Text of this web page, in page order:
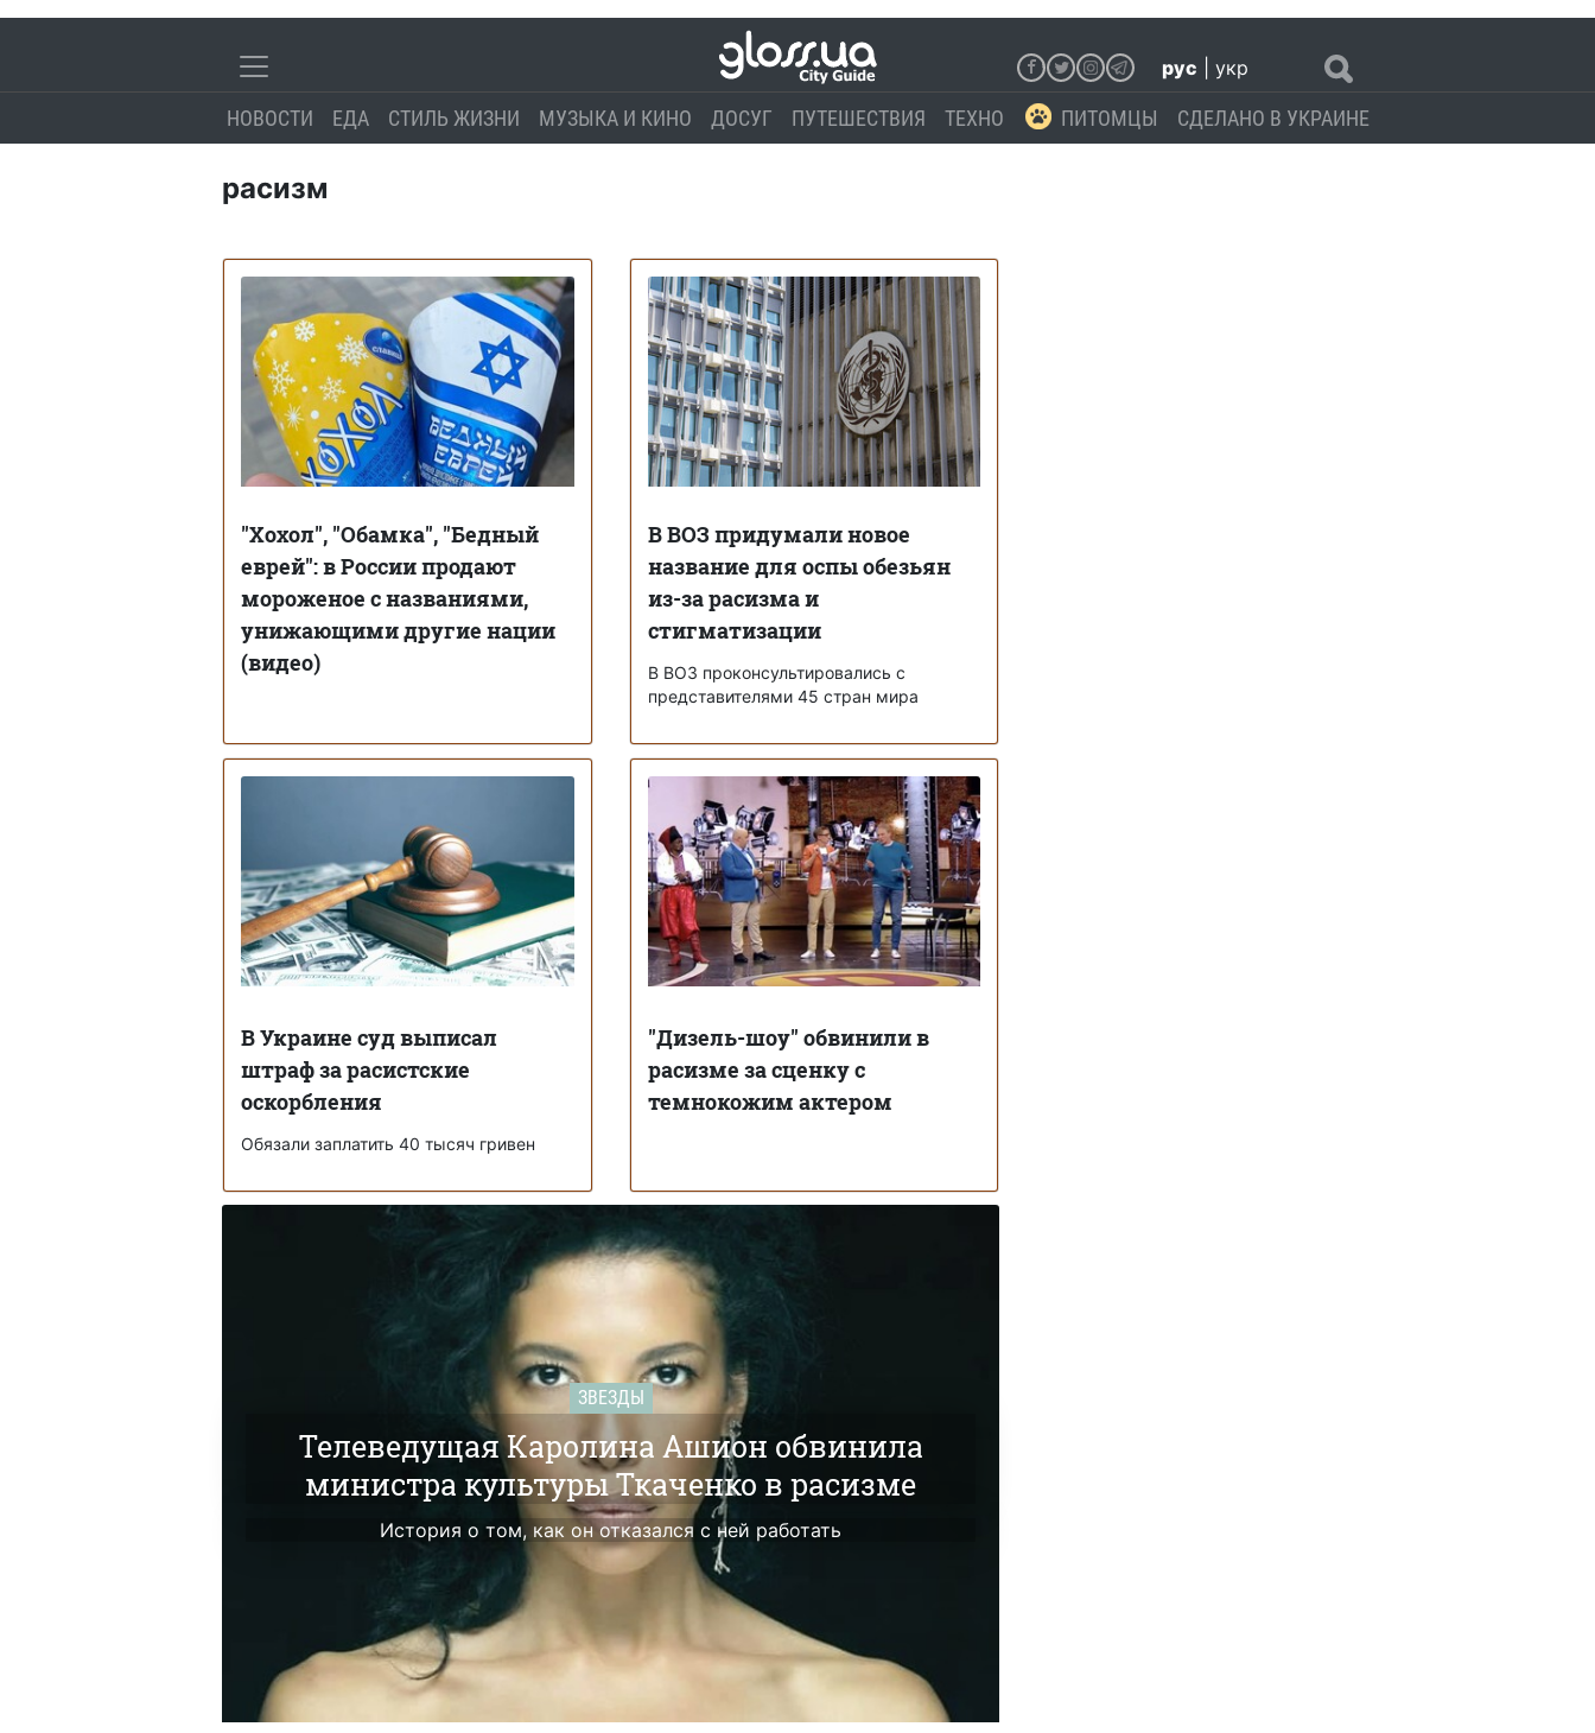
рус укр
НОВОСТИ ЕДА СТИЛЬ ЖИЗНИ МУЗЫКА И КИНО ДОСУГ ПУТЕШЕСТВИЯ ТЕХНО ПИТОМЦЫ СДЕЛАНО В УКРАИНЕ
расизм
"Хохол", "Обамка", "Бедный
еврей": в России продают
мороженое с названиями,
унижающими другие нации
(видео)
В ВОЗ придумали новое
название для оспы обезьян
из-за расизма и
стигматизации
В ВОЗ проконсультировались с
представителями 45 стран мира
В Украине суд выписал
штраф за расистские
оскорбления
Обязали заплатить 40 тысяч гривен
"Дизель-шоу" обвинили в
расизме за сценку с
темнокожим актером
ЗВЕЗДЫ
Телеведущая Каролина Ашион обвинила
министра культуры Ткаченко в расизме
История о том, как он отказался с ней работать